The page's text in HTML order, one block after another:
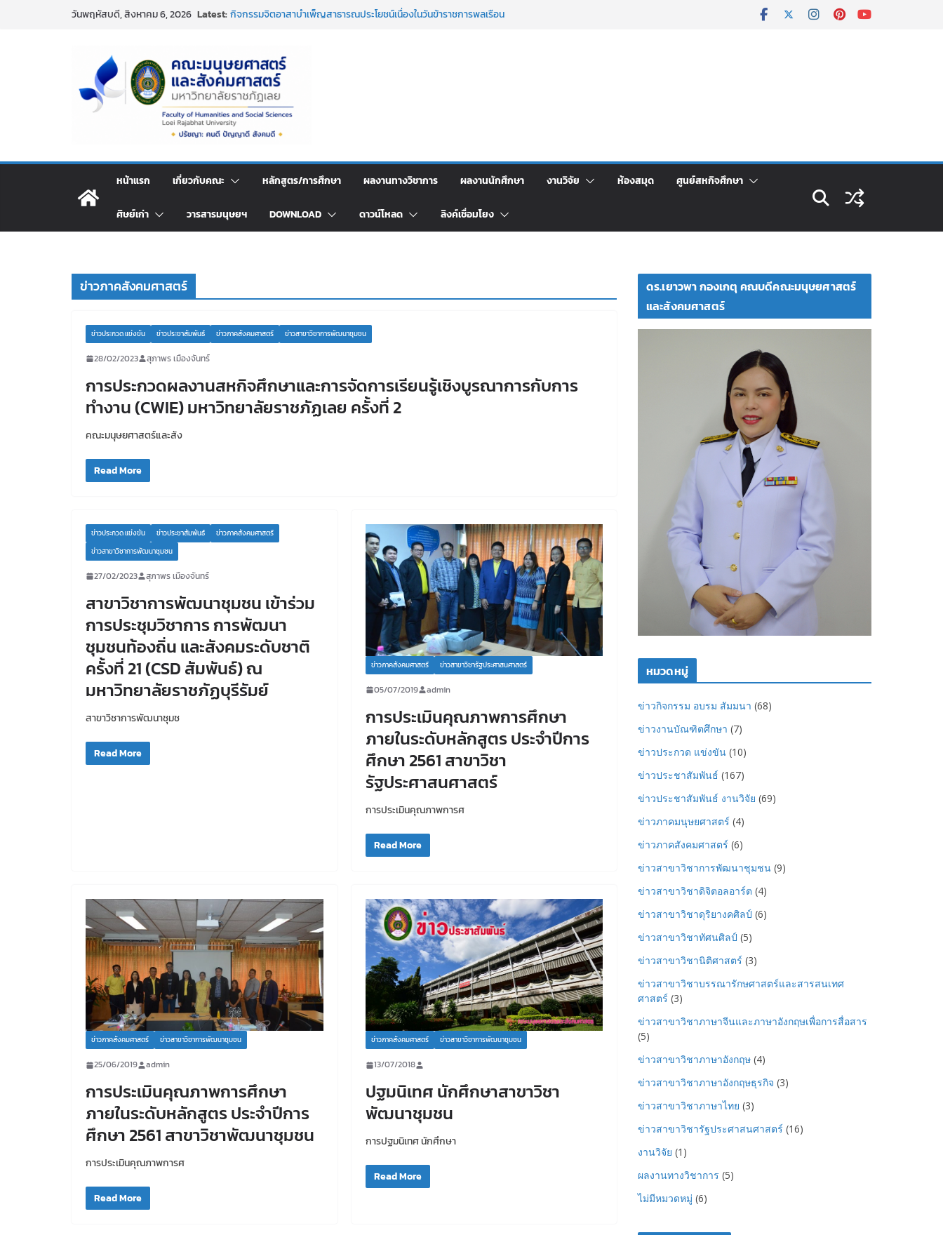
วันพฤหัสบดี, สิงหาคม 6, 2026 Latest:กิจกรรมจิตอาสาบำเพ็ญสาธารณประโยชน์เนื่องในวันข้าราชการพลเรือน
หลักสูตร ตามเกณฑ์ aun-qa version 4
ขอแสดงความยินดีอย่างยิ่ง เนื่องในโอกาสที่มีพระบรมราชโองการโปรด
เกล้าโปรดกระหม่อม พระราชทานเครื่องราชอิสริยาภรณ์ ชั้นต่ำกว่าสาย
สะพาย ประจำปี ๒๕๖๘
กิจกรรมวันสงกรานต์ พิธีสรงน้ำพระพุทธรูปและรดน้ำขอพรอาจารย์ผู้
อาวุโส
คณะมนุษยศาสตร์และสังคมศาสตร์ มหาวิทยาลัยราชภัฏเลย ขอแสดง
ผลงานบทความวิจัย
หน้าแรก
เกี่ยวกับคณะ หลักสูตร/การศึกษา ผลงานทางวิชาการ ผลงานนักศึกษา งานวิจัย ห้องสมุด ศูนย์สหกิจศึกษา
ศิษย์เก่า วารสารมนุษยฯ DOWNLOAD ดาวน์โหลด ลิงค์เชื่อมโยง
ข่าวภาคสังคมศาสตร์
ข่าวประกวด แข่งขัน ข่าวประชาสัมพันธ์ ข่าวภาคสังคมศาสตร์ ข่าวสาขาวิชาการพัฒนาชุมชน
28/02/2023 สุภาพร เมืองจันทร์
การประกวดผลงานสหกิจศึกษาและการจัดการเรียนรู้เชิงบูรณาการกับการ
ทำงาน (CWIE) มหาวิทยาลัยราชภัฏเลย ครั้งที่ 2
คณะมนุษยศาสตร์และสัง
Read More
ข่าวประกวด แข่งขัน ข่าวประชาสัมพันธ์
ข่าวภาคสังคมศาสตร์
ข่าวสาขาวิชาการพัฒนาชุมชน
27/02/2023 สุภาพร เมืองจันทร์
สาขาวิชาการพัฒนาชุมชน เข้าร่วม
การประชุมวิชาการ การพัฒนา
ชุมชนท้องถิ่น และสังคมระดับชาติ
ครั้งที่ 21 (CSD สัมพันธ์) ณ
มหาวิทยาลัยราชภัฏบุรีรัมย์
สาขาวิชาการพัฒนาชุมช
Read More
ข่าวภาคสังคมศาสตร์ ข่าวสาขาวิชารัฐประศาสนศาสตร์
05/07/2019 admin
การประเมินคุณภาพการศึกษา
ภายในระดับหลักสูตร ประจำปีการ
ศึกษา 2561 สาขาวิชา
รัฐประศาสนศาสตร์
การประเมินคุณภาพการศ
Read More
ข่าวภาคสังคมศาสตร์ ข่าวสาขาวิชาการพัฒนาชุมชน
25/06/2019 admin
การประเมินคุณภาพการศึกษา
ภายในระดับหลักสูตร ประจำปีการ
ศึกษา 2561 สาขาวิชาพัฒนาชุมชน
การประเมินคุณภาพการศ
Read More
ข่าวภาคสังคมศาสตร์ ข่าวสาขาวิชาการพัฒนาชุมชน
13/07/2018
ปฐมนิเทศ นักศึกษาสาขาวิชา
พัฒนาชุมชน
การปฐมนิเทศ นักศึกษา
Read More
ดร.เยาวพา กองเกตุ คณบดีคณะมนุษยศาสตร์
และสังคมศาสตร์
หมวดหมู่
ข่าวกิจกรรม อบรม สัมมนา (68)
ข่าวงานบัณฑิตศึกษา (7)
ข่าวประกวด แข่งขัน (10)
ข่าวประชาสัมพันธ์ (167)
ข่าวประชาสัมพันธ์ งานวิจัย (69)
ข่าวภาคมนุษยศาสตร์ (4)
ข่าวภาคสังคมศาสตร์ (6)
ข่าวสาขาวิชาการพัฒนาชุมชน (9)
ข่าวสาขาวิชาดิจิตอลอาร์ต (4)
ข่าวสาขาวิชาดุริยางคศิลป์ (6)
ข่าวสาขาวิชาทัศนศิลป์ (5)
ข่าวสาขาวิชานิติศาสตร์ (3)
ข่าวสาขาวิชาบรรณารักษศาสตร์และสารสนเทศ
ศาสตร์ (3)
ข่าวสาขาวิชาภาษาจีนและภาษาอังกฤษเพื่อการสื่อสาร
(5)
ข่าวสาขาวิชาภาษาอังกฤษ (4)
ข่าวสาขาวิชาภาษาอังกฤษธุรกิจ (3)
ข่าวสาขาวิชาภาษาไทย (3)
ข่าวสาขาวิชารัฐประศาสนศาสตร์ (16)
งานวิจัย (1)
ผลงานทางวิชาการ (5)
ไม่มีหมวดหมู่ (6)